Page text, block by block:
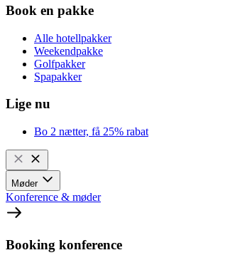
Book en pakke
Alle hotellpakker
Weekendpakke
Golfpakker
Spapakker
Lige nu
Bo 2 nætter, få 25% rabat
Møder
Konference & møder
Booking konference